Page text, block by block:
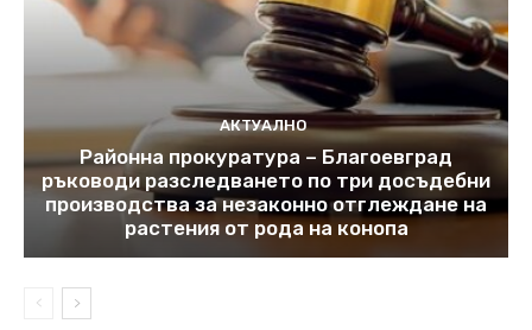
АКТУАЛНО
Районна прокуратура – Благоевград
ръководи разследването по три досъдебни
производства за незаконно отглеждане на
растения от рода на конопа